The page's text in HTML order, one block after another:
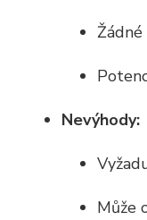
Nevýhody:
Může